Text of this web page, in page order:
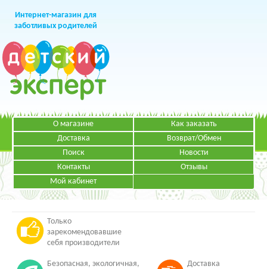
Интернет-магазин для
заботливых родителей
+7 (499)391-49-83Телефон в Москве
Режим работы:
Пн-Пт: с 09.00 до 19.00
НАПИСАТЬ ПИСЬМО
О магазине
Как заказать
Доставка
Возврат/Обмен
Поиск
Новости
Контакты
Отзывы
Мой кабинет
Только
зарекомендовавшие
себя производители
Безопасная, экологичная,
Доставка